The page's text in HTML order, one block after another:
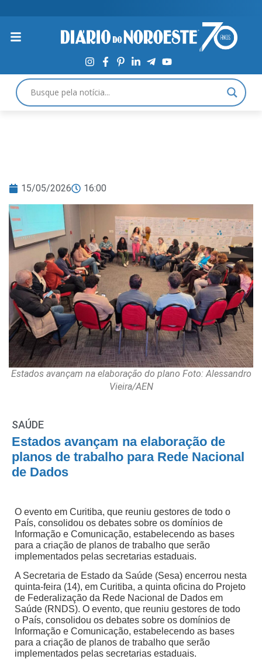
15/05/2026 16:00
Estados avançam na elaboração do plano Foto: Alessandro
Vieira/AEN
SAÚDE
Estados avançam na elaboração de
planos de trabalho para Rede Nacional
de Dados
O evento em Curitiba, que reuniu gestores de todo o
País, consolidou os debates sobre os domínios de
Informação e Comunicação, estabelecendo as bases
para a criação de planos de trabalho que serão
implementados pelas secretarias estaduais.
A Secretaria de Estado da Saúde (Sesa) encerrou nesta
quinta-feira (14), em Curitiba, a quinta oficina do Projeto
de Federalização da Rede Nacional de Dados em
Saúde (RNDS). O evento, que reuniu gestores de todo
o País, consolidou os debates sobre os domínios de
Informação e Comunicação, estabelecendo as bases
para a criação de planos de trabalho que serão
implementados pelas secretarias estaduais.